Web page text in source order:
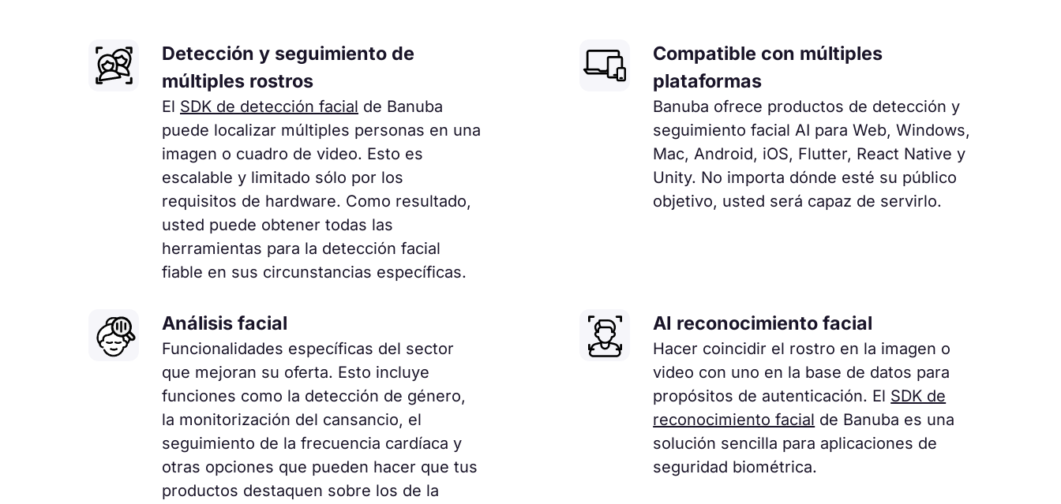
Detección y seguimiento de
múltiples rostros
El SDK de detección facial de Banuba
puede localizar múltiples personas en una
imagen o cuadro de video. Esto es
escalable y limitado sólo por los
requisitos de hardware. Como resultado,
usted puede obtener todas las
herramientas para la detección facial
fiable en sus circunstancias específicas.
Compatible con múltiples
plataformas
Banuba ofrece productos de detección y
seguimiento facial AI para Web, Windows,
Mac, Android, iOS, Flutter, React Native y
Unity. No importa dónde esté su público
objetivo, usted será capaz de servirlo.
Análisis facial
Funcionalidades específicas del sector
que mejoran su oferta. Esto incluye
funciones como la detección de género,
la monitorización del cansancio, el
seguimiento de la frecuencia cardíaca y
otras opciones que pueden hacer que tus
productos destaquen sobre los de la
AI reconocimiento facial
Hacer coincidir el rostro en la imagen o
video con uno en la base de datos para
propósitos de autenticación. El SDK de
reconocimiento facial de Banuba es una
solución sencilla para aplicaciones de
seguridad biométrica.